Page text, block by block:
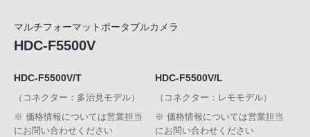
マルチフォーマットポータブルカメラ
HDC-F5500V
HDC-F5500V/T
（コネクター：多治見モデル）
※ 価格情報については営業担当
にお問い合わせください
HDC-F5500V/L
（コネクター：レモモデル）
※ 価格情報については営業担当
にお問い合わせください